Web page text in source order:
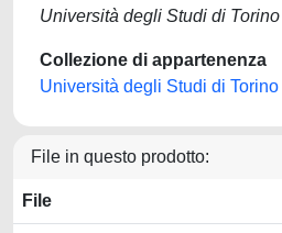
Università degli Studi di Torino
Collezione di appartenenza
Università degli Studi di Torino
File in questo prodotto:
File